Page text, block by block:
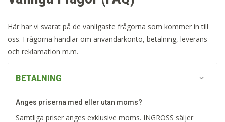
Här har vi svarat på de vanligaste frågorna som kommer in till
oss. Frågorna handlar om användarkonto, betalning, leverans
och reklamation m.m.
BETALNING
Anges priserna med eller utan moms?
Samtliga priser anges exklusive moms. INGROSS säljer